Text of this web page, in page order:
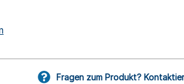
Fragen zum Produkt?